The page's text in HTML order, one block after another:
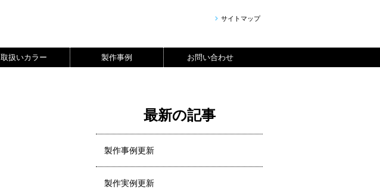
サイトマップ
取扱いカラー 製作事例 お問い合わせ
最新の記事
製作事例更新
製作実例更新